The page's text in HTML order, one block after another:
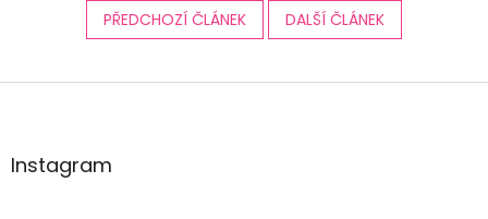
PŘEDCHOZÍ ČLÁNEK DALŠÍ ČLÁNEK
Z
aInstagram